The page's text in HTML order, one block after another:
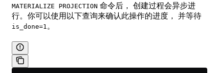
MATERIALIZE PROJECTION 命令后， 创建过程会异步进
行。你可以使用以下查询来确认此操作的进度， 并等待
is_done=1 。